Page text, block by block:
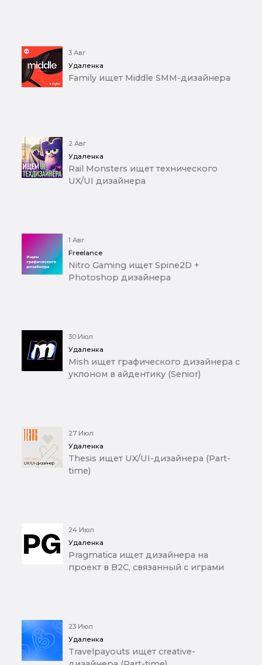
3 Авг
Удаленка
Family ищет Middle SMM-дизайнера
2 Авг
Удаленка
Rail Monsters ищет технического
UX/UI дизайнера
1 Авг
Freelance
Nitro Gaming ищет Spine2D +
Photoshop дизайнера
30 Июл
Удаленка
Mish ищет графического дизайнера с
уклоном в айдентику (Senior)
27 Июл
Удаленка
Thesis ищет UX/UI-дизайнера (Part-
time)
24 Июл
Удаленка
Pragmatica ищет дизайнера на
проект в B2C, связанный с играми
23 Июл
Удаленка
Travelpayouts ищет creative-